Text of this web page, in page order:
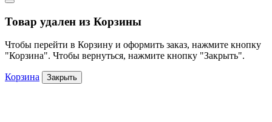
Товар удален из Корзины
Чтобы перейти в Корзину и оформить заказ, нажмите кнопку
"Корзина". Чтобы вернуться, нажмите кнопку "Закрыть".
Корзина Закрыть